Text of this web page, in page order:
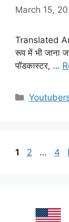
March 15,
Translated
रूप में भी जाना
पॉडकास्टर, …
Page
1 Page
2 … 4